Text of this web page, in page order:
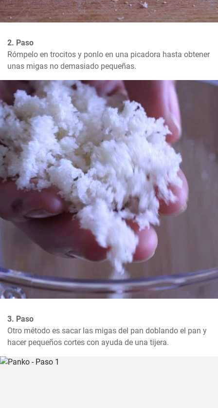
2. Paso
Rómpelo en trocitos y ponlo en una picadora hasta obtener
unas migas no demasiado pequeñas.
3. Paso
Otro método es sacar las migas del pan doblando el pan y
hacer pequeños cortes con ayuda de una tijera.